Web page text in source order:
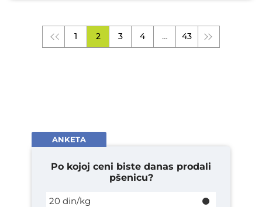
1 2 3 4 43
ANKETA
Po kojoj ceni biste danas prodali
pšenicu?
20 din/kg